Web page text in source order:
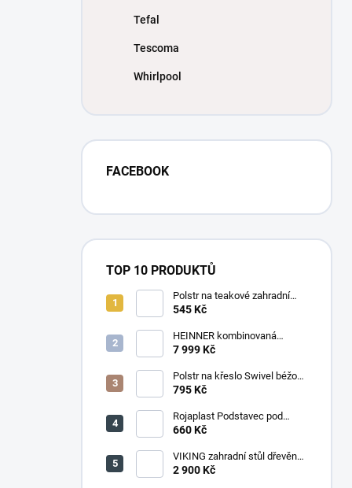
Tefal
Tescoma
Whirlpool
FACEBOOK
TOP 10 PRODUKTŮ
Polstr na teakové zahradní
křeslo vysoké - látka motiv
545 Kč
HEINNER kombinovaná
chladnička HF-
7 999 Kč
Polstr na křeslo Swivel béžový
melír
795 Kč
Rojaplast Podstavec pod
slunečník 22kg
660 Kč
VIKING zahradní stůl dřevěný
PŘÍRODNÍ - 150 cm
2 900 Kč